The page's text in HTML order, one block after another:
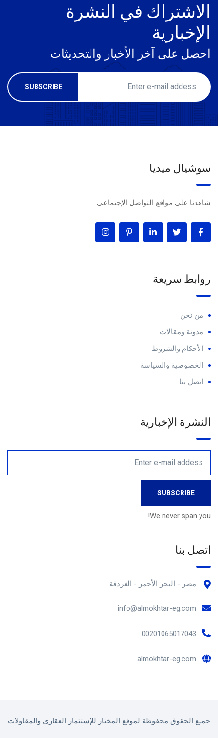
الاشتراك في النشرة
الإخبارية
احصل على آخر الأخبار والتحديثات
سوشيال ميديا
شاهدنا على مواقع التواصل الإجتماعى
روابط سريعة
من نحن
مدونة ومقالات
الأحكام والشروط
الخصوصية والسياسة
اتصل بنا
النشرة الإخبارية
We never span you!
اتصل بنا
مصر - البحر الأحمر - الغردقة
info@almokhtar-eg.com
00201065017043
almokhtar-eg.com
جميع الحقوق محفوظة لموقع المختار للإستثمار العقارى والمقاولات